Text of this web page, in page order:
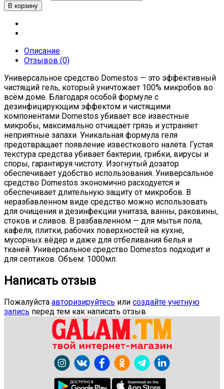
Описание
Отзывов (0)
Универсальное средство Domestos — это эффективный
чистящий гель, который уничтожает 100% микробов во
всём доме. Благодаря особой формуле с
дезинфицирующим эффектом и чистящими
компонентами Domestos убивает все известные
микробы, максимально отчищает грязь и устраняет
неприятные запахи. Уникальная формула геля
предотвращает появление известкового налёта. Густая
текстура средства убивает бактерии, грибки, вирусы и
споры, гарантируя чистоту. Изогнутый дозатор
обеспечивает удобство использования. Универсальное
средство Domestos экономично расходуется и
обеспечивает длительную защиту от микробов. В
неразбавленном виде средство можно использовать
для очищения и дезинфекции унитаза, ванны, раковины,
стоков и сливов. В разбавленном — для мытья пола,
кафеля, плитки, рабочих поверхностей на кухне,
мусорных вёдер и даже для отбеливания белья и
тканей. Универсальное средство Domestos подходит и
для септиков. Oбъем: 1000мл.
Написать отзыв
Пожалуйста авторизируйтесь или создайте учетную
запись перед тем как написать отзыв